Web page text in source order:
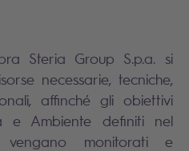
Steria Group S.p.a. si
necessarie, tecniche,
affinché gli obiettivi
e Ambiente definiti nel
vengano monitorati e